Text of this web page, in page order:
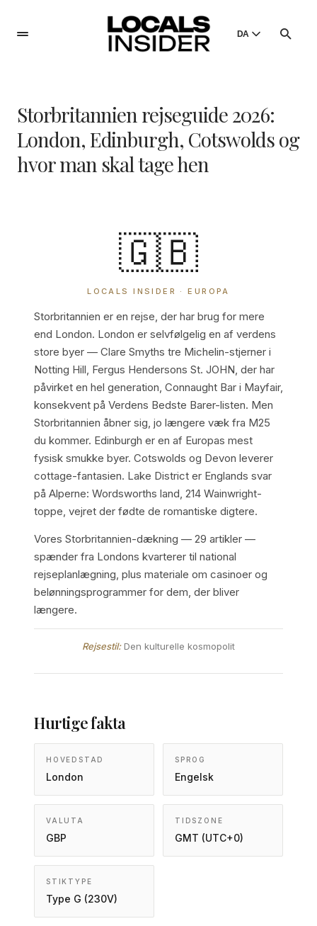
DA
Dansk
Danish
Polski
Poland
Storbritannien rejseguide 2026:
London, Edinburgh, Cotswolds og
hvor man skal tage hen
🇬🇧
LOCALS INSIDER · EUROPA
Storbritannien er en rejse, der har brug for mere
end London. London er selvfølgelig en af verdens
store byer — Clare Smyths tre Michelin-stjerner i
Notting Hill, Fergus Hendersons St. JOHN, der har
påvirket en hel generation, Connaught Bar i Mayfair,
konsekvent på Verdens Bedste Barer-listen. Men
Storbritannien åbner sig, jo længere væk fra M25
du kommer. Edinburgh er en af Europas mest
fysisk smukke byer. Cotswolds og Devon leverer
cottage-fantasien. Lake District er Englands svar
på Alperne: Wordsworths land, 214 Wainwright-
toppe, vejret der fødte de romantiske digtere.
Vores Storbritannien-dækning — 29 artikler —
spænder fra Londons kvarterer til national
rejseplanlægning, plus materiale om casinoer og
belønningsprogrammer for dem, der bliver
længere.
Rejsestil:Den kulturelle kosmopolit
Hurtige fakta
HOVEDSTAD
London
SPROG
Engelsk
VALUTA
GBP
TIDSZONE
GMT (UTC+0)
STIKTYPE
Type G (230V)